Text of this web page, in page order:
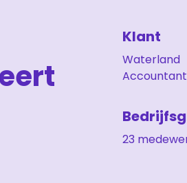
Klant
Waterland
23